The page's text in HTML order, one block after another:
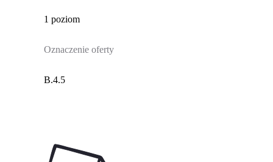
1 poziom
Oznaczenie oferty
B.4.5